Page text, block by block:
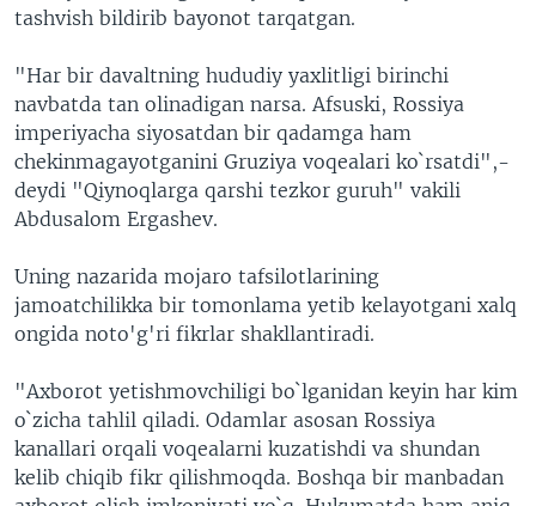
tashvish bildirib bayonot tarqatgan.
"Har bir davaltning hududiy yaxlitligi birinchi
navbatda tan olinadigan narsa. Afsuski, Rossiya
imperiyacha siyosatdan bir qadamga ham
chekinmagayotganini Gruziya voqealari ko`rsatdi",-
deydi "Qiynoqlarga qarshi tezkor guruh" vakili
Abdusalom Ergashev.
Uning nazarida mojaro tafsilotlarining
jamoatchilikka bir tomonlama yetib kelayotgani xalq
ongida noto'g'ri fikrlar shakllantiradi.
"Axborot yetishmovchiligi bo`lganidan keyin har kim
o`zicha tahlil qiladi. Odamlar asosan Rossiya
kanallari orqali voqealarni kuzatishdi va shundan
kelib chiqib fikr qilishmoqda. Boshqa bir manbadan